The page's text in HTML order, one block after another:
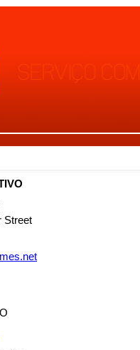
Street